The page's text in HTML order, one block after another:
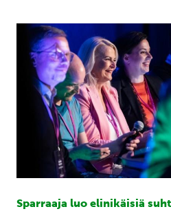
Sparraaja luo elinikäisiä